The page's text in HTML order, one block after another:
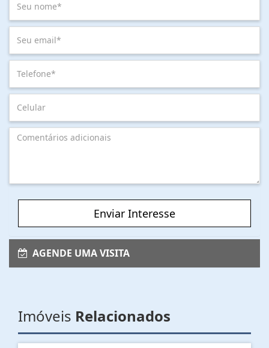
Enviar Interesse
AGENDE UMA VISITA
Imóveis Relacionados